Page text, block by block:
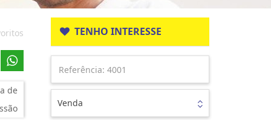
de
TENHO INTERESSE
Venda